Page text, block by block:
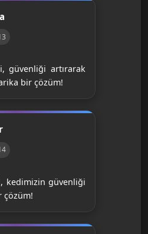
güvenliği artırarak
bir çözüm!
kedimizin güvenliği
çözüm!